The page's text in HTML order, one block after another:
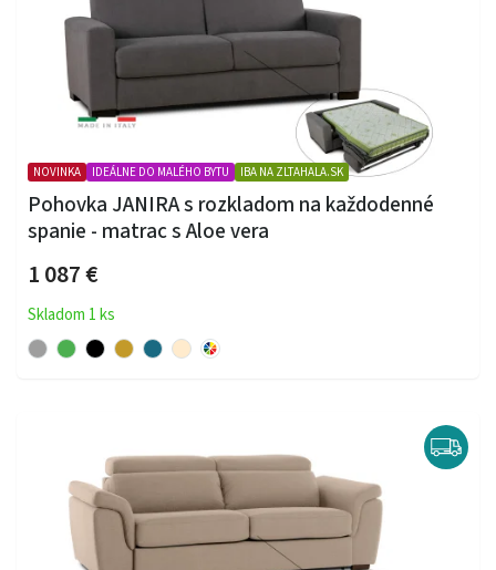
NOVINKA IDEÁLNE DO MALÉHO BYTU IBA NA ZLTAHALA.SK
Pohovka JANIRA s rozkladom na každodenné
spanie - matrac s Aloe vera
1 087 €
Skladom 1 ks